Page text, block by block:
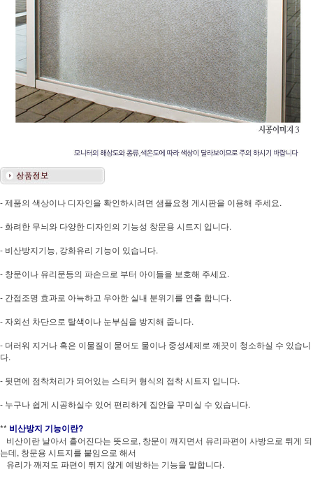
- 제품의 색상이나 디자인을 확인하시려면 샘플요청 게시판을 이용해 주세요.
- 화려한 무늬와 다양한 디자인의 기능성 창문용 시트지 입니다.
- 비산방지기능, 강화유리 기능이 있습니다.
- 창문이나 유리문등의 파손으로 부터 아이들을 보호해 주세요.
- 간접조명 효과로 아늑하고 우아한 실내 분위기를 연출 합니다.
- 자외선 차단으로 탈색이나 눈부심을 방지해 줍니다.
- 더러워 지거나 혹은 이물질이 묻어도 물이나 중성세제로 깨끗이 청소하실 수 있습니
다.
- 뒷면에 점착처리가 되어있는 스티커 형식의 접착 시트지 입니다.
- 누구나 쉽게 시공하실수 있어 편리하게 집안을 꾸미실 수 있습니다.
** 비산방지 기능이란?
비산이란 날아서 흩어진다는 뜻으로, 창문이 깨지면서 유리파편이 사방으로 튀게 되
는데, 창문용 시트지를 붙임으로 해서
유리가 깨져도 파편이 튀지 않게 예방하는 기능을 말합니다.